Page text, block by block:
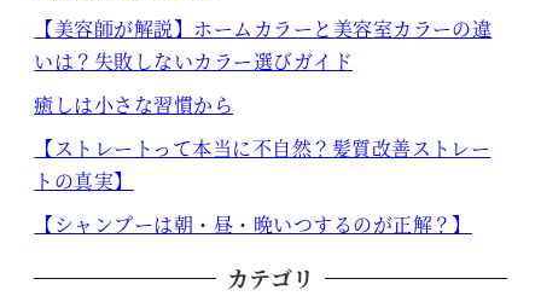
【美容師が解説】ホームカラーと美容室カラーの違
いは？失敗しないカラー選びガイド
癒しは小さな習慣から
【ストレートって本当に不自然？髪質改善ストレー
トの真実】
【シャンプーは朝・昼・晩いつするのが正解？】
カテゴリ